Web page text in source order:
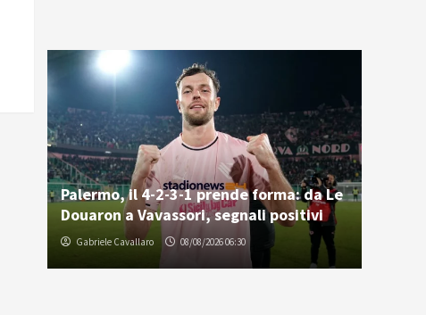
Palermo, il 4-2-3-1 prende forma: da Le
Douaron a Vavassori, segnali positivi
Gabriele Cavallaro 08/08/2026 06:30